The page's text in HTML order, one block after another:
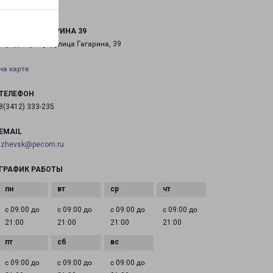
САРАПУЛ ГАГАРИНА 39
город Сарапул, улица Гагарина, 39
на карте
8(3412) 333-235
EMAIL
izhevsk@pecom.ru
ГРАФИК РАБОТЫ
с 09:00 до
21:00
с 09:00 до
21:00
с 09:00 до
21:00
с 09:00 до
21:00
с 09:00 до
с 09:00 до
с 09:00 до